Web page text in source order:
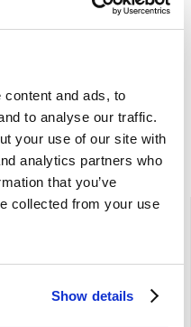
and ads, to
to analyse our traffic.
your use of our site with
analytics partners who
that you’ve
collected from your use
Show details
1206641
Brand